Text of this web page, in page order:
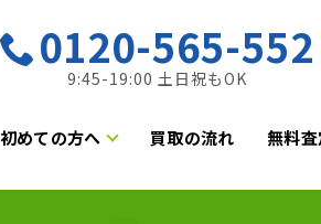
0120-565-552
9:45-19:00 土日祝もOK
初めての方へ 買取の流れ 無料